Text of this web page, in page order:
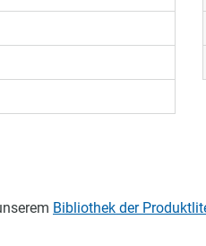
Bibliothek der